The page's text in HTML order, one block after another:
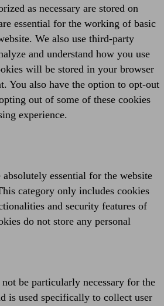
as necessary are stored on
essential for the working of basic
We also use third-party
and understand how you use
will be stored in your browser
You also have the option to opt-out
out of some of these cookies
experience.
absolutely essential for the website
category only includes cookies
and security features of
do not store any personal
be particularly necessary for the
is used specifically to collect user